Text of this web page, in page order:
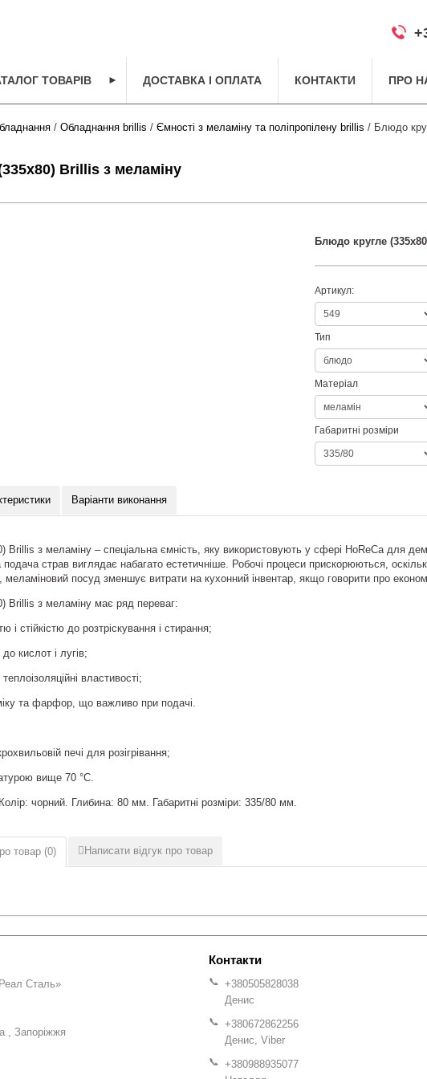
ТОВАРІВ ► ДОСТАВКА І ОПЛАТА КОНТАКТИ ПРО
/ Обладнання brillis / Ємності з меламіну та поліпропілену brillis / Блюдо
Brillis з меламіну
Блюдо кругле
Артикул:
Тип
Матеріал
Габаритні розміри
Варіанти виконання
Brillis з меламіну – спеціальна ємність, яку використовують у сфері HoReCa для
страв виглядає набагато естетичніше. Робочі процеси прискорюються,
меламіновий посуд зменшує витрати на кухонний інвентар, якщо говорити про
Brillis з меламіну має ряд переваг:
і стійкістю до розтріскування і стирання;
до кислот і лугів;
властивості;
та фарфор, що важливо при подачі.
печі для розігрівання;
вище 70 °С.
чорний. Глибина: 80 мм. Габаритні розміри: 335/80 мм.
товар (0) Написати відгук про товар
Сталь»
Запоріжжя
+380505828038
Денис
+380672862256
Денис, Viber
+380988935077